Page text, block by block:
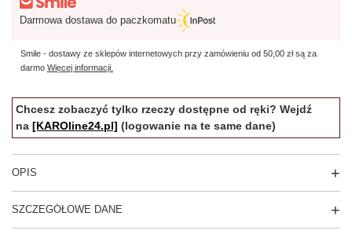
Darmowa dostawa do paczkomatu
Smile - dostawy ze sklepów internetowych przy zamówieniu od 50,00 złsą za
darmo Więcej informacji.
Chcesz zobaczyć tylko rzeczy dostępne od ręki? Wejdź
na [KAROline24.pl] (logowanie na te same dane)
OPIS
SZCZEGÓŁOWE DANE